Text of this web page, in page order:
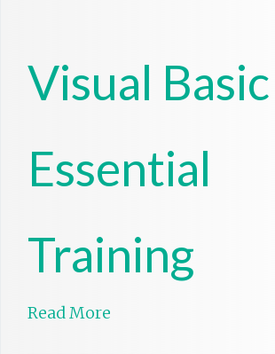
Visual Basic
Essential
Training
Read More